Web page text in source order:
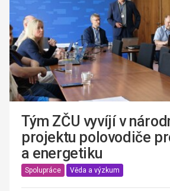
Tým ZČU vyvíjí v
projektu polovodiče
a energetiku
Spolupráce Věda a výzkum